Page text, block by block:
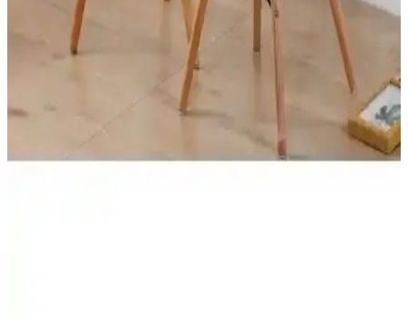
Riselerhome Nurlan ve Özmakan sandalye kılıfları, malzeme, uyum
ve kullanıcı geri bildirimleriyle karşılaştırıldı. Kalite, kullanım
kolaylığı ve dayanıklılık açısından detaylar sunuluyor.
Özmakan Yüksek Kaliteli ve Likralı Sandalye
Kılıfları Karşılaştırması
Bu makalede Özmakan yüksek kaliteli ve likralı sandalye kılıflarını
detaylı karşılaştırıyoruz. Kullanıcı yorumları ve performans analizleri
ile ihtiyaçlarınıza en uygun modeli belirlemenize yardımcı oluyoruz.